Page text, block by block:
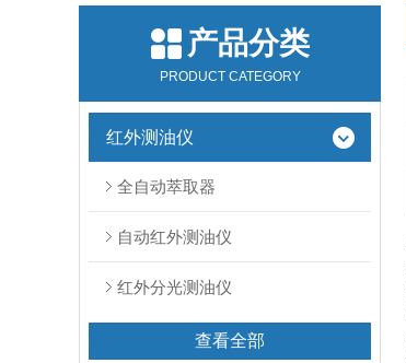
产品分类
PRODUCT CATEGORY
红外测油仪
全自动萃取器
自动红外测油仪
红外分光测油仪
查看全部